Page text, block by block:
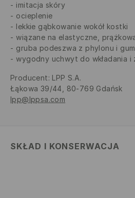
imitacja skóry
ocieplenie
lekkie gąbkowanie wokół kostki
wiązane na elastyczne,
gruba podeszwa z phylonu i
wygodny uchwyt do wkładania i
Producent: LPP S.A.
Łąkowa 39/44, 80-769 Gdańsk
lpp@lppsa.com
SKŁAD I KONSERWACJA